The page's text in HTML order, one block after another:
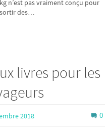
kg n’est pas vraiment conçu pour
sortir des…
livres pour les
2018 0